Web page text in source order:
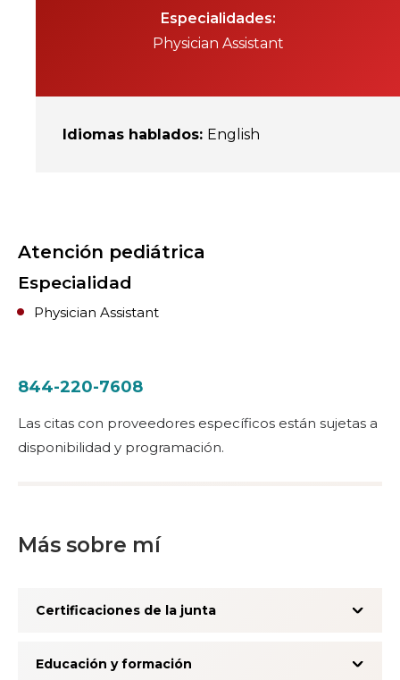
Especialidades
Physician Assistant
Idiomas hablados: English
Atención pediátrica
Especialidad
Physician Assistant
844-220-7608
Las citas con proveedores específicos están sujetas a
disponibilidad y programación.
Más sobre mí
Certificaciones de la junta
Educación y formación